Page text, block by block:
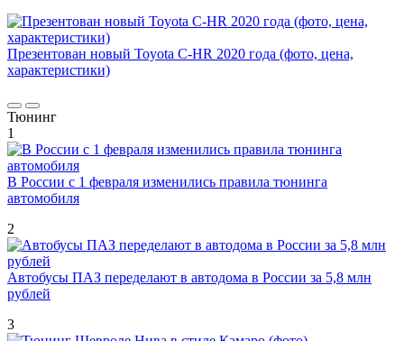
Презентован новый Toyota C-HR 2020 года (фото, цена,
характеристики)
Тюнинг
1
В России с 1 февраля изменились правила тюнинга
автомобиля
2
Автобусы ПАЗ переделают в автодома в России за 5,8 млн
рублей
3